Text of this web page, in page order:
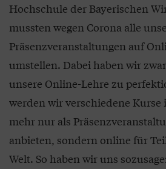
Hochschule der Bayerischen
mussten wegen Corona alle
Präsenzveranstaltungen auf
umstellen. Dabei haben wir
unsere Online-Lehre zu
werden wir verschiedene
mehr nur als
anbieten, sondern online für
Welt. So haben wir uns